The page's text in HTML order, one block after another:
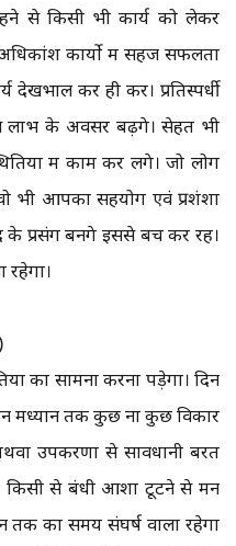
से किसी भी कार्य को लेकर
कार्यो में सहज सफलता
कर ही करें। प्रतिस्पर्धी
लाभ के अवसर बढ़ेंगे। सेहत भी
में काम कर लेंगे। जो लोग
आपका सहयोग एवं प्रशंशा
के प्रसंग बनेंगे इससे बच कर रहें।
रहेगा।
का सामना करना पड़ेगा। दिन
मध्यान तक कुछ ना कुछ विकार
उपकरणों से सावधानी बरतें
किसी से बंधी आशा टूटने से मन
तक का समय संघर्ष वाला रहेगा